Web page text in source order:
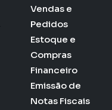
Vendas e
Pedidos
Estoque e
Compras
Financeiro
Emissão de
Notas Fiscais